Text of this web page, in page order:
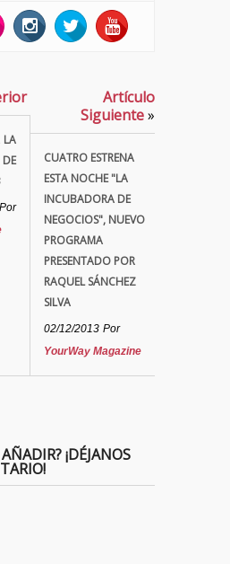
LA
Por
Artículo
Siguiente»
CUATRO ESTRENA
ESTA NOCHE "LA
INCUBADORA DE
NEGOCIOS", NUEVO
PROGRAMA
PRESENTADO POR
RAQUEL SÁNCHEZ
SILVA
02/12/2013 Por
YourWay Magazine
¡DÉJANOS